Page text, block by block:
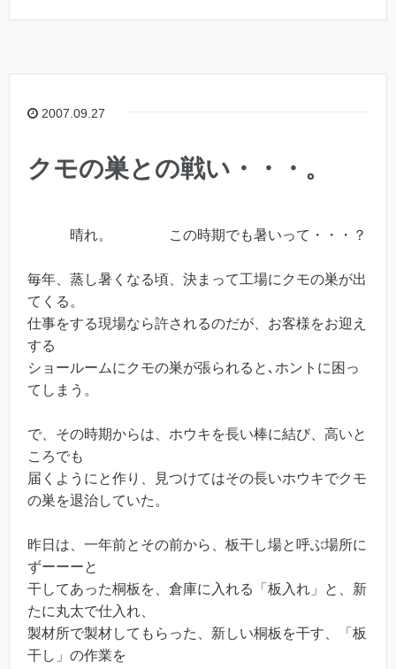
2007.09.27
クモの巣との戦い・・・。
晴れ。 この時期でも暑いって・・・？
毎年、蒸し暑くなる頃、決まって工場にクモの巣が出
てくる。
仕事をする現場なら許されるのだが、お客様をお迎え
する
ショールームにクモの巣が張られると､ホントに困っ
てしまう。
で、その時期からは、ホウキを長い棒に結び、高いと
ころでも
届くようにと作り、見つけてはその長いホウキでクモ
の巣を退治していた。
昨日は、一年前とその前から、板干し場と呼ぶ場所に
ずーーーと
干してあった桐板を、倉庫に入れる「板入れ」と、新
たに丸太で仕入れ、
製材所で製材してもらった、新しい桐板を干す、「板
干し」の作業を